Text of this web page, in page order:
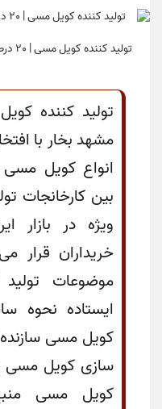
تولید کننده کویل مسی | 20 درصد تخفیف قیمت خرید|فروش دیگ بخار
تولید کننده
مشهد بخار با
انواع کویل مسی
ویژه در بازار
خریداران قرار
موضوعات
ایستاده
کویل مسی
سازی کویل
کویل مسی